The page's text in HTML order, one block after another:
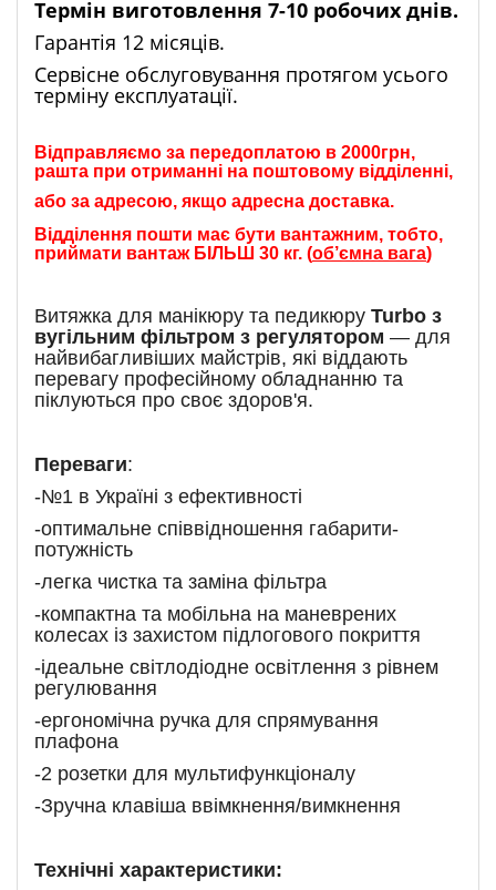
Термін виготовлення 7-10 робочих днів.
Гарантія 12 місяців.
Сервісне обслуговування протягом усього
терміну експлуатації.
Відправляємо за передоплатою в 2000грн,
рашта при отриманні на поштовому відділенні,
або за адресою, якщо адресна доставка.
Відділення пошти має бути вантажним, тобто,
приймати вантаж БІЛЬШ 30 кг. (об’ємна вага)
Витяжка для манікюру та педикюру Turbo з
вугільним фільтром з регулятором — для
найвибагливіших майстрів, які віддають
перевагу професійному обладнанню та
піклуються про своє здоров'я.
Переваги:
-№1 в Україні з ефективності
-оптимальне співвідношення габарити-
потужність
-легка чистка та заміна фільтра
-компактна та мобільна на маневрених
колесах із захистом підлогового покриття
-ідеальне світлодіодне освітлення з рівнем
регулювання
-ергономічна ручка для спрямування
плафона
-2 розетки для мультифункціоналу
-Зручна клавіша ввімкнення/вимкнення
Технічні характеристики: